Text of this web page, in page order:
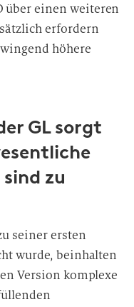
über einen weiteren
erfordern
höhere
GL sorgt
zu
seiner ersten
wurde, beinhalten
Version komplexe